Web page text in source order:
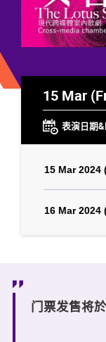
15 Mar
表演日期
15 Mar 2024
16 Mar 2024
门票发售将